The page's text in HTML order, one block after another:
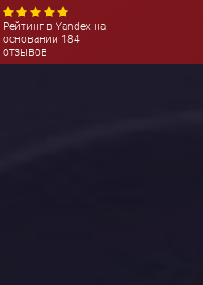
Рейтинг в Yandex на
основании 184
отзывов